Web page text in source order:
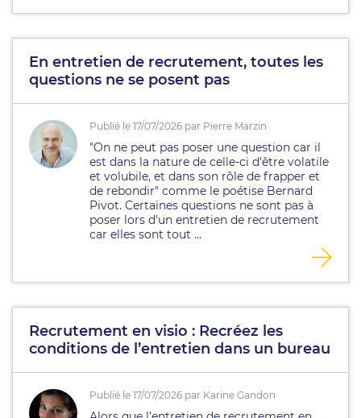
En entretien de recrutement, toutes les
questions ne se posent pas
Publié le 17/07/2026 par Pierre Marzin
"On ne peut pas poser une question car il
est dans la nature de celle-ci d'être volatile
et volubile, et dans son rôle de frapper et
de rebondir" comme le poétise Bernard
Pivot. Certaines questions ne sont pas à
poser lors d’un entretien de recrutement
car elles sont tout ...
Recrutement en visio : Recréez les
conditions de l’entretien dans un bureau
Publié le 17/07/2026 par Karine Gandon